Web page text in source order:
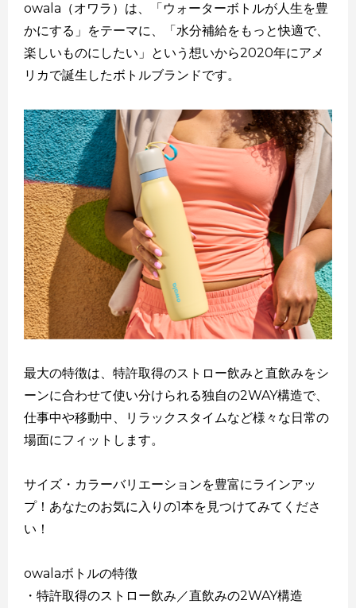
owala（オワラ）は、「ウォーターボトルが人生を豊
かにする」をテーマに、「水分補給をもっと快適で、
楽しいものにしたい」という想いから2020年にアメ
リカで誕生したボトルブランドです。
最大の特徴は、特許取得のストロー飲みと直飲みをシ
ーンに合わせて使い分けられる独自の2WAY構造で、
仕事中や移動中、リラックスタイムなど様々な日常の
場面にフィットします。
サイズ・カラーバリエーションを豊富にラインアッ
プ！あなたのお気に入りの1本を見つけてみてくださ
い！
owalaボトルの特徴
・特許取得のストロー飲み／直飲みの2WAY構造